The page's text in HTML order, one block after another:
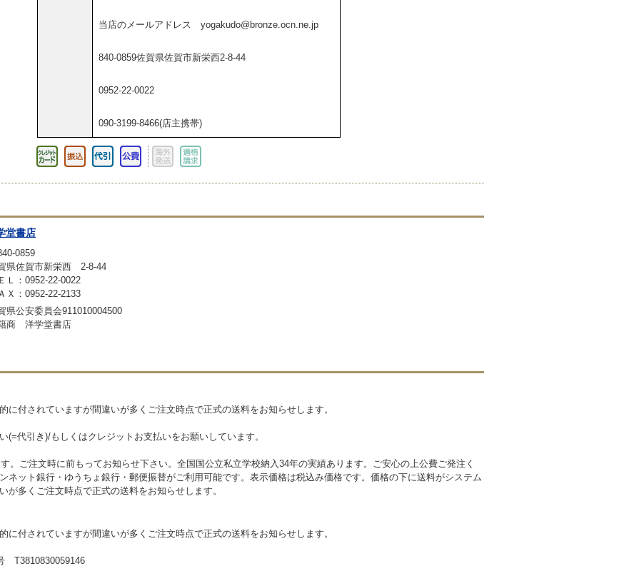
当店のメールアドレス yogakudo@bronze.ocn.ne.jp
840-0859佐賀県佐賀市新栄西2-8-44
0952-22-0022
090-3199-8466(店主携帯)
堂書店
0859
県佐賀市新栄西 2-8-44
Ｌ：0952-22-0022
Ｘ：0952-22-2133
県公安委員会911010004500
商 洋学堂書店
に付されていますが間違いが多くご注文時点で正式の送料をお知らせします。
(=代引き)/もしくはクレジットお支払いをお願いしています。
。ご注文時に前もってお知らせ下さい。全国国公立私立学校納入34年の実績あります。ご安心の上公費ご発注く
ネット銀行・ゆうちょ銀行・郵便振替がご利用可能です。表示価格は税込み価格です。価格の下に送料がシステム
が多くご注文時点で正式の送料をお知らせします。
に付されていますが間違いが多くご注文時点で正式の送料をお知らせします。
T3810830059146